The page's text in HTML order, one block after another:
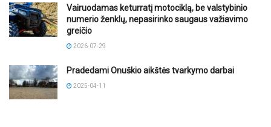
Vairuodamas keturratį motociklą, be valstybinio
numerio ženklų, nepasirinko saugaus važiavimo
greičio
2026-07-29
Pradedami Onuškio aikštės tvarkymo darbai
2025-04-11